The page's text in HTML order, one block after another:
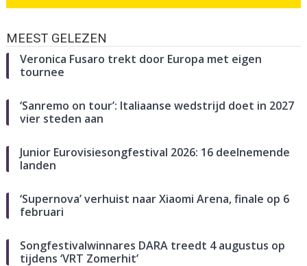
MEEST GELEZEN
Veronica Fusaro trekt door Europa met eigen
tournee
‘Sanremo on tour’: Italiaanse wedstrijd doet in 2027
vier steden aan
Junior Eurovisiesongfestival 2026: 16 deelnemende
landen
‘Supernova’ verhuist naar Xiaomi Arena, finale op 6
februari
Songfestivalwinnares DARA treedt 4 augustus op
tijdens ‘VRT Zomerhit’